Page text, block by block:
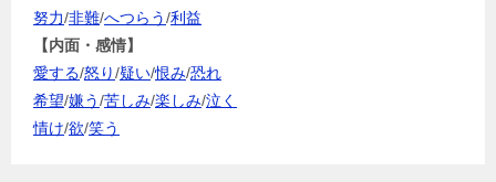
努力/非難/へつらう/利益
【内面・感情】
愛する/怒り/疑い/恨み/恐れ
希望/嫌う/苦しみ/楽しみ/泣く
情け/欲/笑う